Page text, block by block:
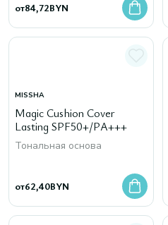
от84,72BYN
MISSHA
Magic Cushion Cover
Lasting SPF50+/PA+++
Тональная основа
от62,40BYN